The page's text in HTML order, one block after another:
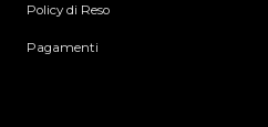
Policy di Reso
Pagamenti